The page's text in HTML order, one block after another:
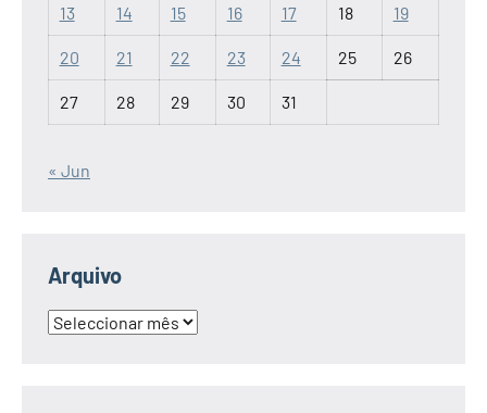
13 14 15 16 17 18 19
20 21 22 23 24 25 26
27 28 29 30 31
« Jun
Arquivo
Arquivo